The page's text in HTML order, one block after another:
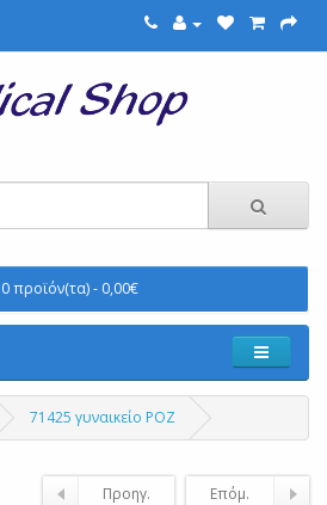
0 προϊόν(τα) - 0,00€
71425 γυναικείο ΡΟΖ
Προηγ. Επόμ.